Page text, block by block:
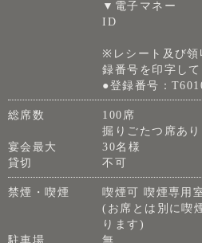
▼電子マネー
ID
※レシート及び領
録番号を印字し
●登録番号：
総席数
100席
掘りごたつ席あ
宴会最大
30名様
貸切
不可
禁煙・喫煙
喫煙可 喫煙専用
(お席とは別に喫
ります)
駐車場
無